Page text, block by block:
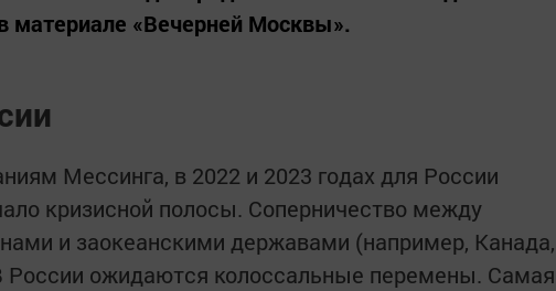
материале «Вечерней Москвы».
Мессинга, в 2022 и 2023 годах для России
кризисной полосы. Соперничество между
и заокеанскими державами (например, Канада,
России ожидаются колоссальные перемены. Самая